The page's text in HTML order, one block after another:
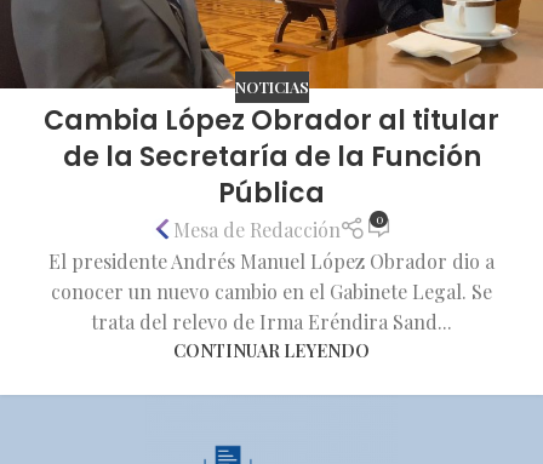
NOTICIAS
Cambia López Obrador al titular
de la Secretaría de la Función
Pública
Mesa de Redacción 0
El presidente Andrés Manuel López Obrador dio a
conocer un nuevo cambio en el Gabinete Legal. Se
trata del relevo de Irma Eréndira Sand...
CONTINUAR LEYENDO